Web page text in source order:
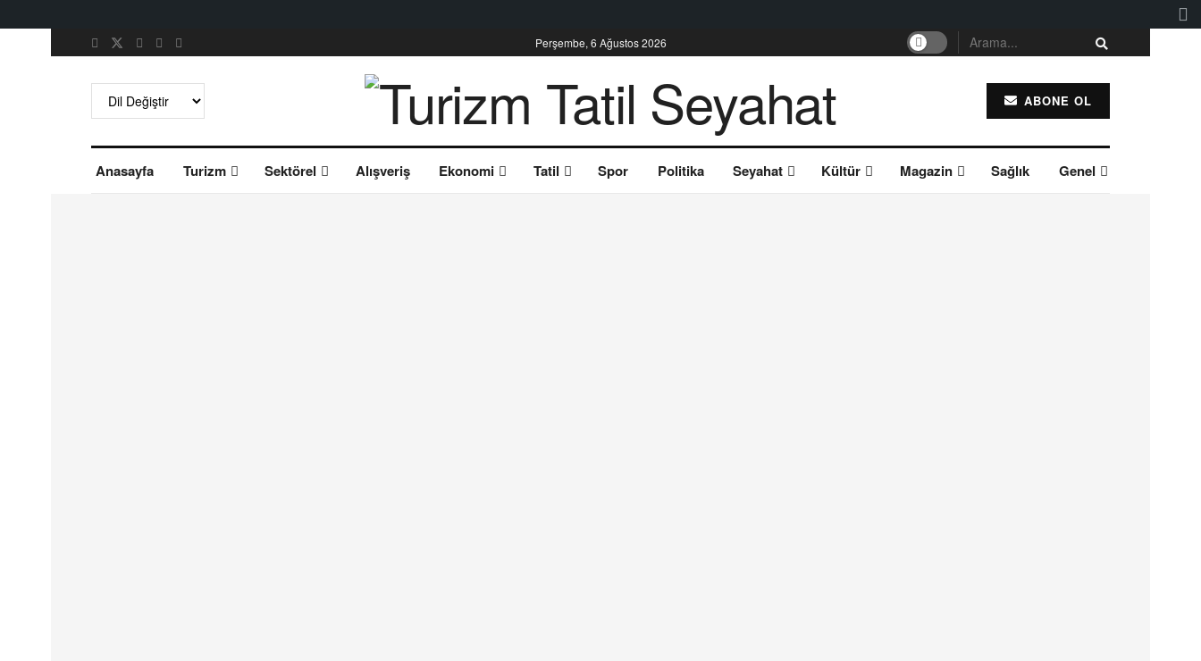
Perşembe, 6 Ağustos 2026
ABONE OL
Anasayfa Turizm Sektörel Alışveriş Ekonomi Tatil Spor Politika Seyahat Kültür Magazin Sağlık Genel